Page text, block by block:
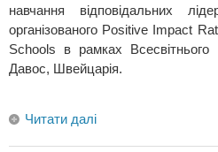
навчання відповідальних
організованого Positive Impact
Schools в рамках
Давос, Швейцарія.
Читати далі